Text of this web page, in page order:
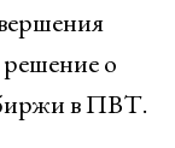
о
в ПВТ.